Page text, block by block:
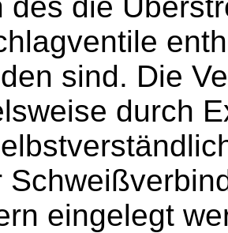
sind. Die
durch
eingelegt